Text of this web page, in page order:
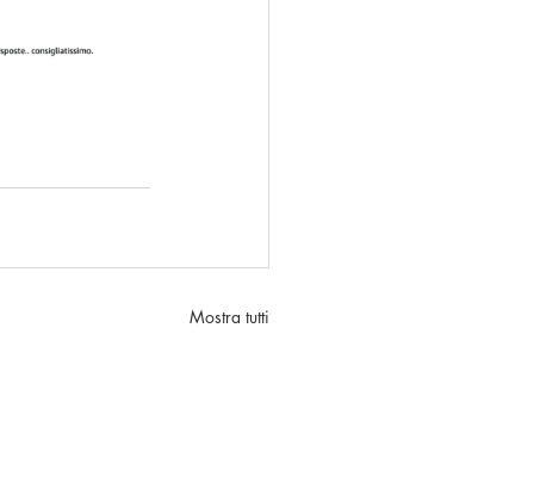
Mostra tutti